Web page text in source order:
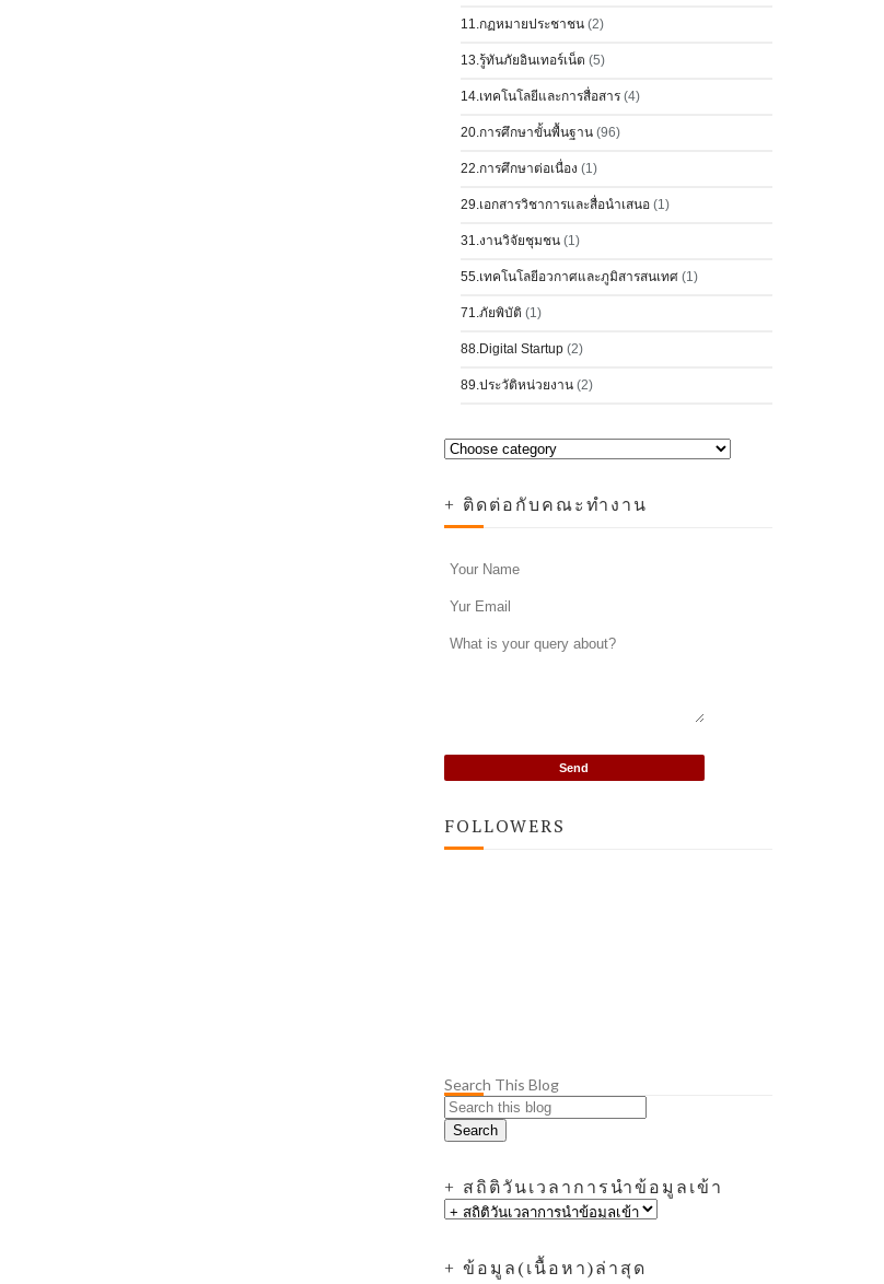
11.กฏหมายประชาชน (2)
13.รู้ทันภัยอินเทอร์เน็ต (5)
14.เทคโนโลยีและการสื่อสาร (4)
20.การศึกษาขั้นพื้นฐาน (96)
22.การศึกษาต่อเนื่อง (1)
29.เอกสารวิชาการและสื่อนำเสนอ (1)
31.งานวิจัยชุมชน (1)
55.เทคโนโลยีอวกาศและภูมิสารสนเทศ (1)
71.ภัยพิบัติ (1)
88.Digital Startup (2)
89.ประวัติหน่วยงาน (2)
+ ติดต่อกับคณะทำงาน
FOLLOWERS
Search This Blog
+ สถิติวันเวลาการนำข้อมูลเข้า
+ ข้อมูล(เนื้อหา)ล่าสุด